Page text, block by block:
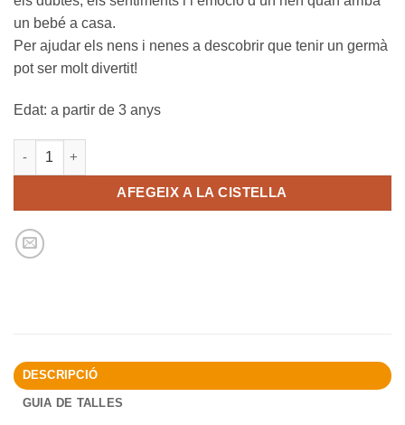
un bebé a casa.
Per ajudar els nens i nenes a descobrir que tenir un germà
pot ser molt divertit!
Edat: a partir de 3 anys
quantitat de Tu i jo. El conte més bonic del món
AFEGEIX A LA CISTELLA
DESCRIPCIÓ
GUIA DE TALLES